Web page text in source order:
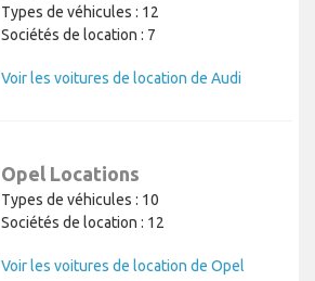
Types de véhicules : 12
Sociétés de location : 7
Voir les voitures de location de Audi
Opel Locations
Types de véhicules : 10
Sociétés de location : 12
Voir les voitures de location de Opel